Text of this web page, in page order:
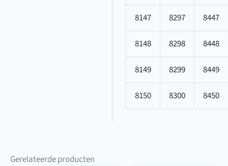
8147 8297 8447
8148 8298 8448
8149 8299 8449
8150 8300 8450
Gerelateerde producten